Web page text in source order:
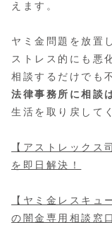
えます。
ヤミ金問題を放置
ストレス的にも悪
相談するだけでも
法律事務所に相談
生活を取り戻して
【アストレックス
を即日解決！
【ヤミ金レスキュ
の闇金専用相談窓口